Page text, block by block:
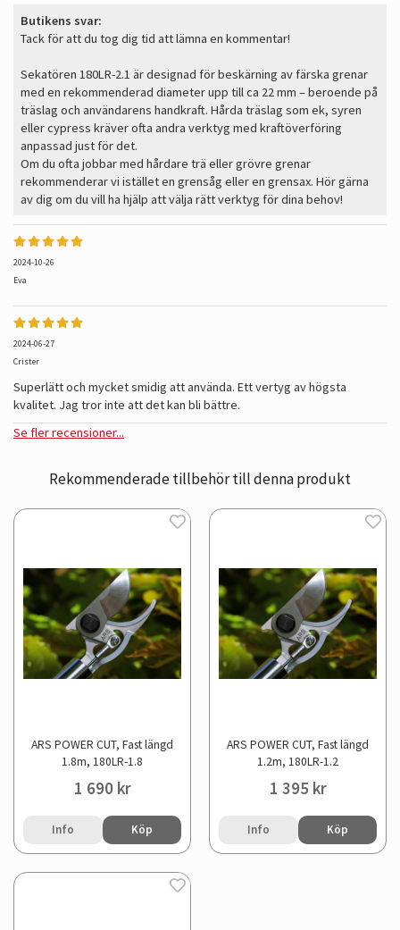
Butikens svar:
Tack för att du tog dig tid att lämna en kommentar!
Sekatören 180LR-2.1 är designad för beskärning av färska grenar
med en rekommenderad diameter upp till ca 22 mm – beroende på
träslag och användarens handkraft. Hårda träslag som ek, syren
eller cypress kräver ofta andra verktyg med kraftöverföring
anpassad just för det.
Om du ofta jobbar med hårdare trä eller grövre grenar
rekommenderar vi istället en grensåg eller en grensax. Hör gärna
av dig om du vill ha hjälp att välja rätt verktyg för dina behov!
2024-10-26
Eva
2024-06-27
Crister
Superlätt och mycket smidig att använda. Ett vertyg av högsta
kvalitet. Jag tror inte att det kan bli bättre.
Se fler recensioner...
Rekommenderade tillbehör till denna produkt
ARS POWER CUT, Fast längd
1.8m, 180LR-1.8
1 690 kr
Info Köp
ARS POWER CUT, Fast längd
1.2m, 180LR-1.2
1 395 kr
Info Köp